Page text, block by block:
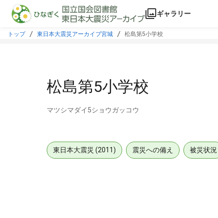
本文に飛ぶ
ギャラリー
トップ 東日本大震災アーカイブ宮城 松島第5小学校
松島第5小学校
マツシマダイ5ショウガッコウ
東日本大震災 (2011) 震災への備え 被災状況